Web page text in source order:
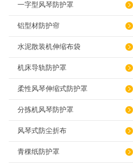
一字型风琴防护罩
铝型材防护帘
水泥散装机伸缩布袋
机床导轨防护罩
柔性风琴伸缩式防护罩
分拣机风琴防护罩
风琴式防尘折布
青稞纸防护罩